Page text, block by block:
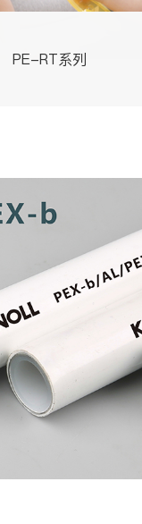
PE-RT系列